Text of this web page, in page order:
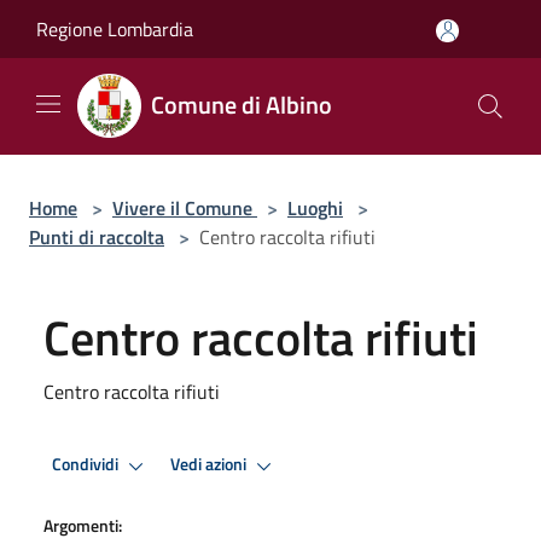
Regione Lombardia
Comune di Albino
Home > Vivere il Comune > Luoghi >
Punti di raccolta > Centro raccolta rifiuti
Centro raccolta rifiuti
Centro raccolta rifiuti
Condividi Vedi azioni
Argomenti: